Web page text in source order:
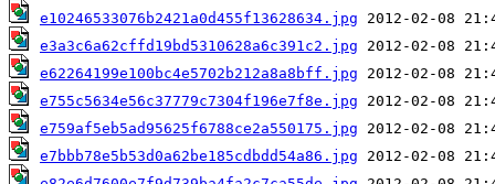
e10246533076b2421a0d455f13628634.jpg
e3a3c6a62cffd19bd5310628a6c391c2.jpg
e62264199e100bc4e5702b212a8a8bff.jpg
e755c5634e56c37779c7304f196e7f8e.jpg
e759af5eb5ad95625f6788ce2a550175.jpg
e7bbb78e5b53d0a62be185cdbdd54a86.jpg